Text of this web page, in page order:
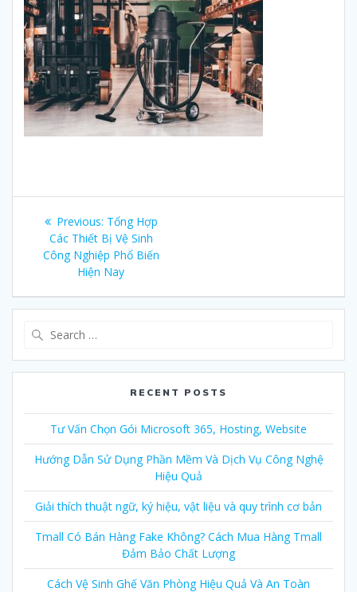
Post
navigation
Previous: Previous
post:
Tổng Hợp
Các Thiết Bị Vệ Sinh
Công Nghiệp Phổ Biến
Hiện Nay
RECENT POSTS
Tư Vấn Chọn Gói Microsoft 365, Hosting, Website
Hướng Dẫn Sử Dụng Phần Mềm Và Dịch Vụ Công Nghệ
Hiệu Quả
Giải thích thuật ngữ, ký hiệu, vật liệu và quy trình cơ bản
Tmall Có Bán Hàng Fake Không? Cách Mua Hàng Tmall
Đảm Bảo Chất Lượng
Cách Vệ Sinh Ghế Văn Phòng Hiệu Quả Và An Toàn